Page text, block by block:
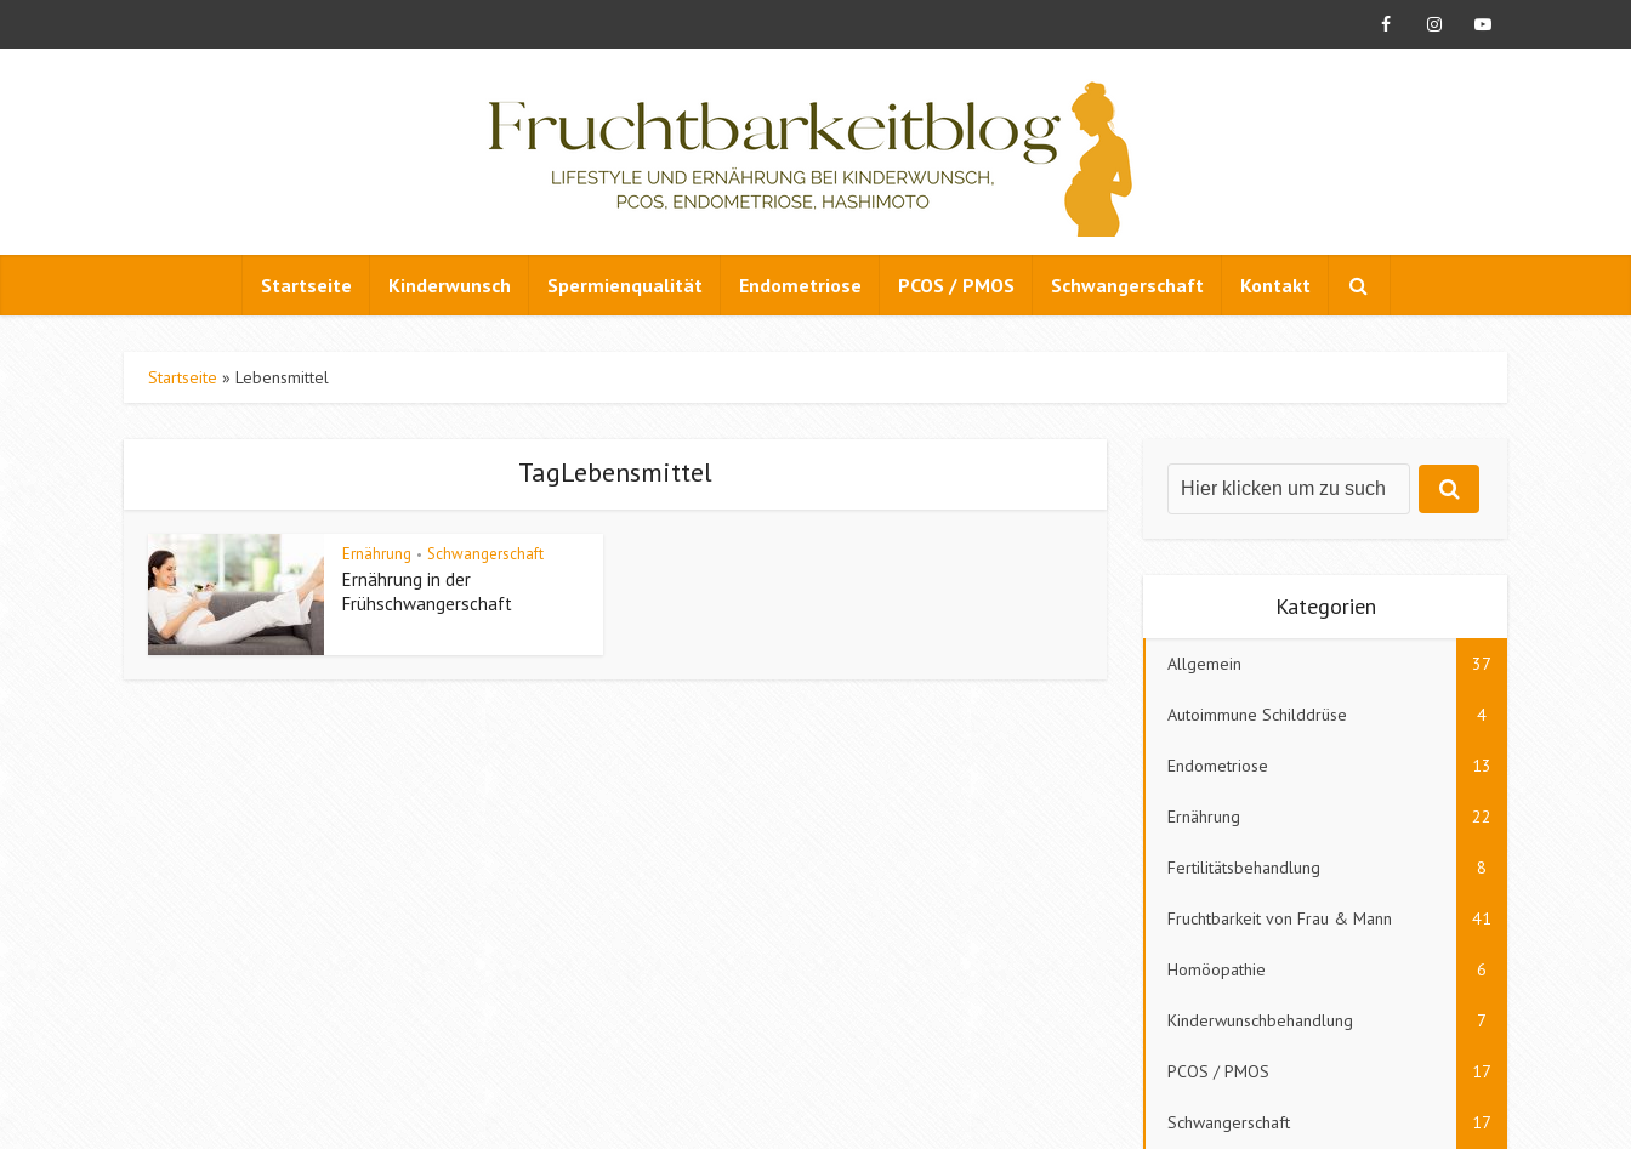
Startseite Kinderwunsch Spermienqualität Endometriose PCOS / PMOS Schwangerschaft Kontakt
Startseite » Lebensmittel
TagLebensmittel
Ernährung • Schwangerschaft
Ernährung in der
Frühschwangerschaft
Kategorien
Allgemein 37
Autoimmune Schilddrüse 4
Endometriose 13
Ernährung 22
Fertilitätsbehandlung 8
Fruchtbarkeit von Frau & Mann 41
Homöopathie 6
Kinderwunschbehandlung 7
PCOS / PMOS 17
Schwangerschaft 17